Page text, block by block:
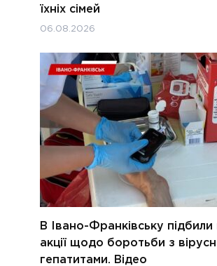
їхніх сімей
06.08.2026
В Івано-Франківську підбили
акції щодо боротьби з
гепатитами. Відео